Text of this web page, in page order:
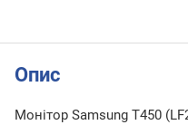
Опис
Монітор Samsung T450